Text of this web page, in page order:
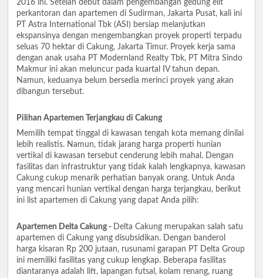
2016 ini. Setelah debut dalam pengembangan gedung elit
perkantoran dan apartemen di Sudirman, Jakarta Pusat, kali ini
PT Astra International Tbk (ASI) bersiap melanjutkan
ekspansinya dengan mengembangkan proyek properti terpadu
seluas 70 hektar di Cakung, Jakarta Timur. Proyek kerja sama
dengan anak usaha PT Modernland Realty Tbk, PT Mitra Sindo
Makmur ini akan meluncur pada kuartal IV tahun depan.
Namun, keduanya belum bersedia merinci proyek yang akan
dibangun tersebut.
Pilihan Apartemen Terjangkau di Cakung
Memilih tempat tinggal di kawasan tengah kota memang dinilai
lebih realistis. Namun, tidak jarang harga properti hunian
vertikal di kawasan tersebut cenderung lebih mahal. Dengan
fasilitas dan infrastruktur yang tidak kalah lengkapnya, kawasan
Cakung cukup menarik perhatian banyak orang. Untuk Anda
yang mencari hunian vertikal dengan harga terjangkau, berikut
ini list apartemen di Cakung yang dapat Anda pilih:
Apartemen Delta Cakung - Delta Cakung merupakan salah satu
apartemen di Cakung yang disubsidikan. Dengan banderol
harga kisaran Rp 200 jutaan, rusunami garapan PT Delta Group
ini memiliki fasilitas yang cukup lengkap. Beberapa fasilitas
diantaranya adalah lift, lapangan futsal, kolam renang, ruang